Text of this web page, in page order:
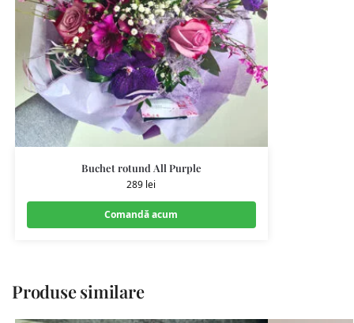
Buchet rotund All Purple
289 lei
Comandă acum
Produse similare